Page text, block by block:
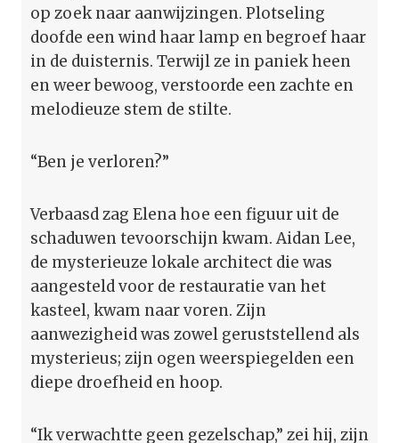
op zoek naar aanwijzingen. Plotseling
doofde een wind haar lamp en begroef haar
in de duisternis. Terwijl ze in paniek heen
en weer bewoog, verstoorde een zachte en
melodieuze stem de stilte.
“Ben je verloren?”
Verbaasd zag Elena hoe een figuur uit de
schaduwen tevoorschijn kwam. Aidan Lee,
de mysterieuze lokale architect die was
aangesteld voor de restauratie van het
kasteel, kwam naar voren. Zijn
aanwezigheid was zowel geruststellend als
mysterieus; zijn ogen weerspiegelden een
diepe droefheid en hoop.
“Ik verwachtte geen gezelschap,” zei hij, zijn